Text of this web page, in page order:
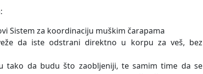
Sistem za koordinaciju muškim čarapama
da iste odstrani direktno u korpu za veš, bez
tako da budu što zaobljeniji, te samim time da se